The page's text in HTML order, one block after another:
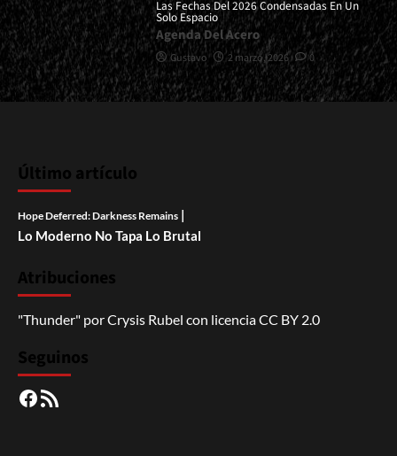
Las Fechas Del 2026 Condensadas En Un
Solo Espacio
Agenda Del Acero
Gustavo 2 marzo, 2026 0
Último artículo
Hope Deferred: Darkness Remains |
Lo Moderno No Tapa Lo Brutal
Atribuciones
"Thunder" porCrysis Rubel con licenciaCC BY 2.0
Seguinos
Facebook
RSS